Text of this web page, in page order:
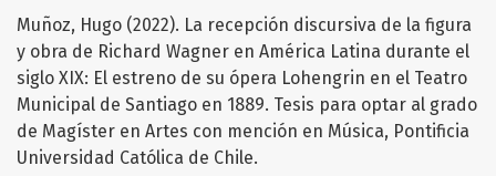
Muñoz, Hugo (2022). La recepción discursiva de la figura
y obra de Richard Wagner en América Latina durante el
siglo XIX: El estreno de su ópera Lohengrin en el Teatro
Municipal de Santiago en 1889. Tesis para optar al grado
de Magíster en Artes con mención en Música, Pontificia
Universidad Católica de Chile.